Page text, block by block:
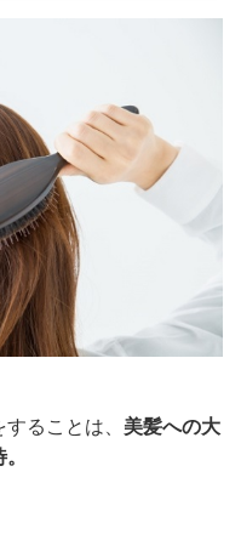
ることは、 美髪への大